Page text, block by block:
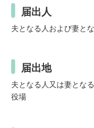
届出人
夫となる人および妻と
届出地
夫となる人又は妻とな
役場